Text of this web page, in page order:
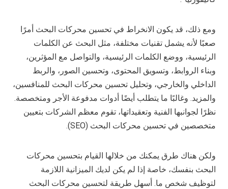
ومع ذلك، قد يكون الانخراط في تحسين محركات البحث أمرًا
صعبًا لأنه يشمل تقنيات مختلفة، مثل البحث عن الكلمات
الرئيسية، ووضع الكلمات الرئيسية، والتواصل مع المؤثرين،
وبناء الروابط، وتسويق المحتوى، وتحسين الصور، والربط
الداخلي والخارجي، وتحليل تحسين محركات البحث للمنافسين،
والمزيد. وغالبًا ما يتطلب أيضًا أدوات مدفوعة الأجر ومتخصصة.
نظرًا لجوانبها الفنية وتعقيداتها، تقوم معظم الشركات بتعيين
متخصصين في تحسين محركات البحث (SEO).
ولكن هناك طرق يمكنك من خلالها القيام بتحسين محركات
البحث بنفسك، خاصة إذا لم يكن لديك الميزانية اللازمة
لتوظيف شخص ما. أسهل طريقة لتحسين محركات البحث